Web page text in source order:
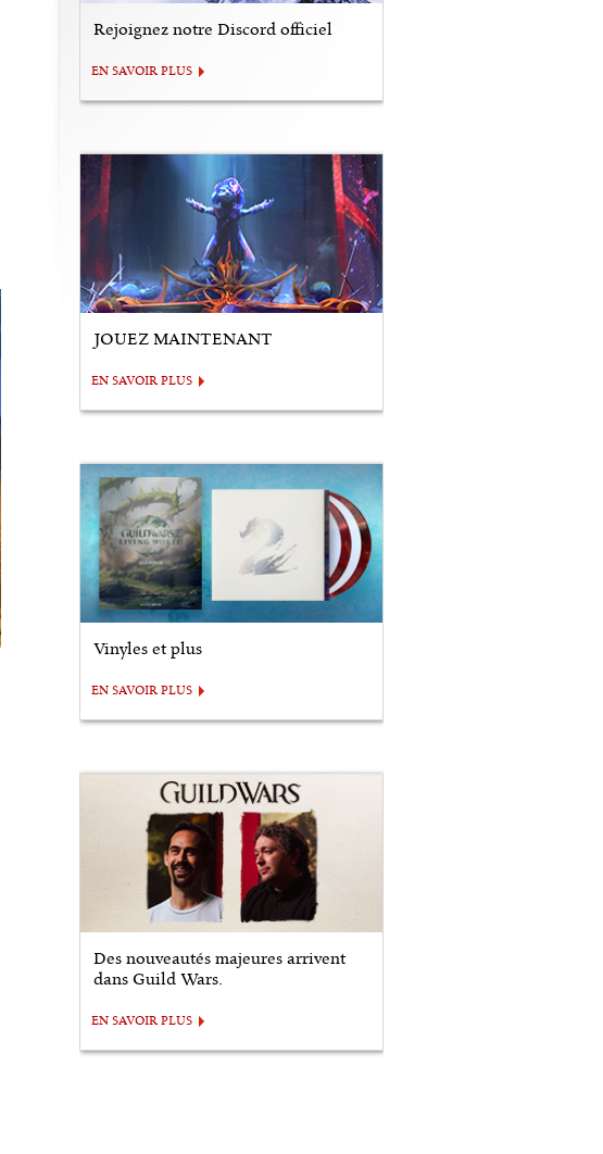
Rejoignez notre Discord officiel
EN SAVOIR PLUS
JOUEZ MAINTENANT
EN SAVOIR PLUS
Vinyles et plus
EN SAVOIR PLUS
Des nouveautés majeures arrivent
dans Guild Wars.
EN SAVOIR PLUS